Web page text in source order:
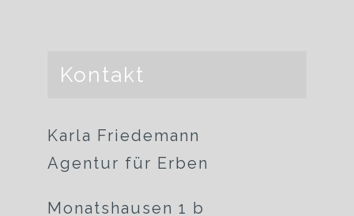
Kontakt
Karla Friedemann
Agentur für Erben
Monatshausen 1 b